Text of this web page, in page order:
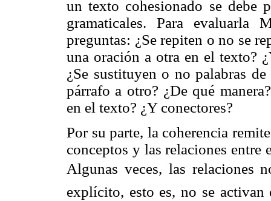
un texto cohesionado se debe
gramaticales. Para evaluarla
preguntas: ¿Se repiten o no se
una oración a otra en el texto?
¿Se sustituyen o no palabras
párrafo a otro? ¿De qué
en el texto? ¿Y conectores?
Por su parte, la coherencia
conceptos y las relaciones entre
Algunas veces, las
explícito, esto es, no se activan